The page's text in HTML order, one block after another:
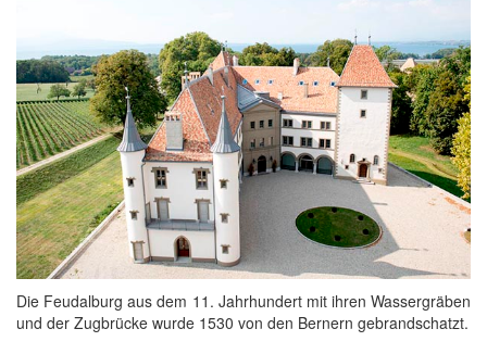
Die Feudalburg aus dem 11. Jahrhundert mit ihren Wassergräben
und der Zugbrücke wurde 1530 von den Bernern gebrandschatzt.